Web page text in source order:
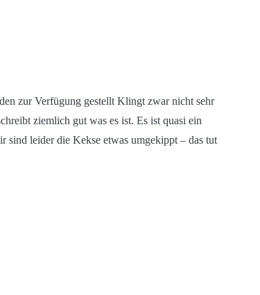
zur Verfügung gestellt Klingt zwar nicht sehr
ziemlich gut was es ist. Es ist quasi ein
sind leider die Kekse etwas umgekippt – das tut